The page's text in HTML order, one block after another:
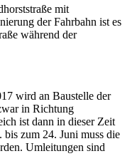
mit
der Fahrbahn ist es
während der
wird an Baustelle der
in Richtung
ist dann in dieser Zeit
zum 24. Juni muss die
Umleitungen sind